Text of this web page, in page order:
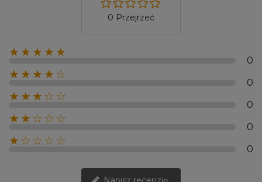
0 Przejrzeć
★★★★★
0
★★★★☆
0
★★★☆☆
0
★★☆☆☆
0
★☆☆☆☆
0